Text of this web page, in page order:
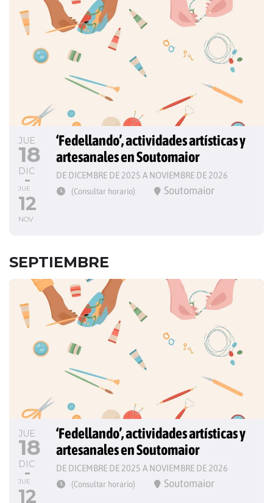
JUE
18
DIC
JUE
12
NOV
‘Fedellando’, actividades artísticas y
artesanales en Soutomaior
DE DICEMBRE DE 2025 A NOVIEMBRE DE 2026
(Consultar horario) Soutomaior
SEPTIEMBRE
JUE
18
DIC
JUE
12
‘Fedellando’, actividades artísticas y
artesanales en Soutomaior
DE DICEMBRE DE 2025 A NOVIEMBRE DE 2026
(Consultar horario) Soutomaior